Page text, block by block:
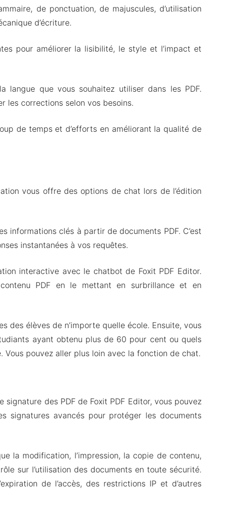
de ponctuation, de majuscules, d’utilisation
d’écriture.
pour améliorer la lisibilité, le style et l’impact et
que vous souhaitez utiliser dans les PDF.
les corrections selon vos besoins.
de temps et d’efforts en améliorant la qualité de
vous offre des options de chat lors de l’édition
informations clés à partir de documents PDF. C’est
instantanées à vos requêtes.
interactive avec le chatbot de Foxit PDF Editor.
PDF en le mettant en surbrillance et en
des élèves de n’importe quelle école. Ensuite, vous
ayant obtenu plus de 60 pour cent ou quels
Vous pouvez aller plus loin avec la fonction de chat.
des PDF de Foxit PDF Editor, vous pouvez
signatures avancés pour protéger les documents
la modification, l’impression, la copie de contenu,
sur l’utilisation des documents en toute sécurité.
de l’accès, des restrictions IP et d’autres